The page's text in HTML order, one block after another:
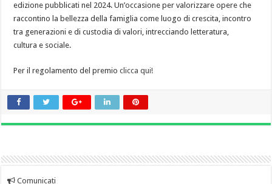
edizione pubblicati nel 2024. Un’occasione per valorizzare opere che
raccontino la bellezza della famiglia come luogo di crescita, incontro
tra generazioni e di custodia di valori, intrecciando letteratura,
cultura e sociale.
Per il regolamento del premioclicca qui!
Comunicati